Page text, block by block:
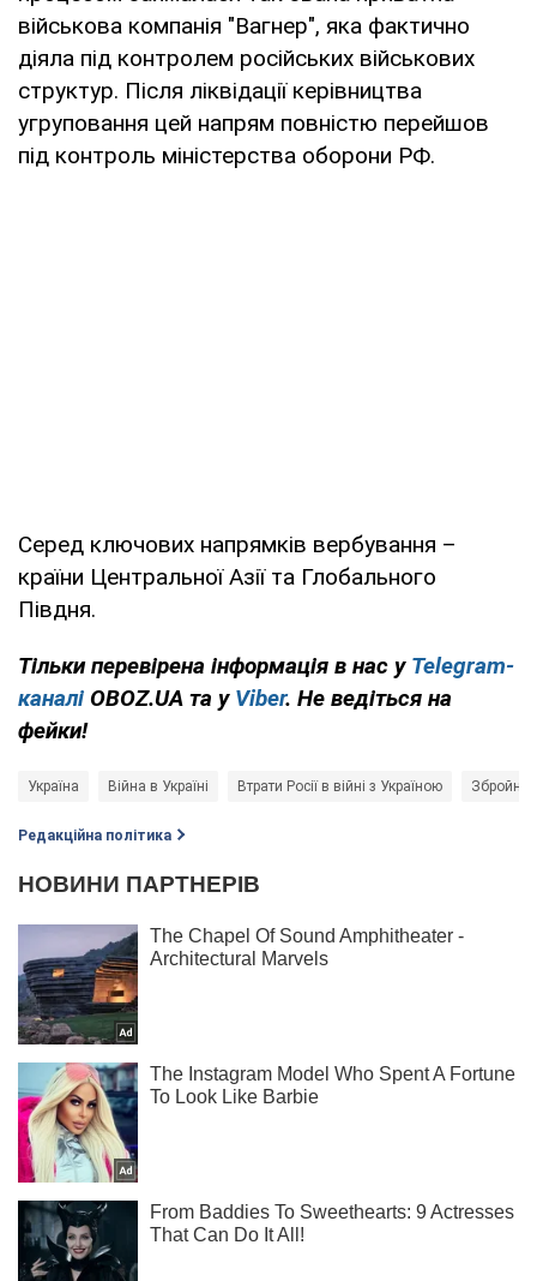
військова компанія "Вагнер", яка фактично
діяла під контролем російських військових
структур. Після ліквідації керівництва
угруповання цей напрям повністю перейшов
під контроль міністерства оборони РФ.
Серед ключових напрямків вербування –
країни Центральної Азії та Глобального
Півдня.
Тільки перевірена інформація в нас у Telegram-
каналі OBOZ.UA та у Viber. Не ведіться на
фейки!
Україна Війна в Україні Втрати Росії в війні з Україною Збройні
Редакційна політика